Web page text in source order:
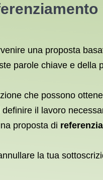
una proposta
parole chiave e della
che possono
il lavoro
proposta di
la tua